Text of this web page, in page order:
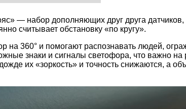
— набор дополняющих друг друга
считывает обстановку «по кругу».
360° и помогают распознавать людей,
знаки и сигналы светофора, что важно
их «зоркость» и точность снижаются, а